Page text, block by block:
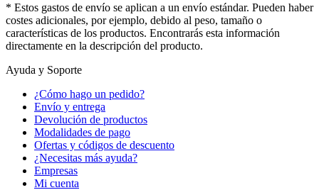
* Estos gastos de envío se aplican a un envío estándar. Pueden haber
costes adicionales, por ejemplo, debido al peso, tamaño o
características de los productos. Encontrarás esta información
directamente en la descripción del producto.
Ayuda y Soporte
¿Cómo hago un pedido?
Envío y entrega
Devolución de productos
Modalidades de pago
Ofertas y códigos de descuento
¿Necesitas más ayuda?
Empresas
Mi cuenta